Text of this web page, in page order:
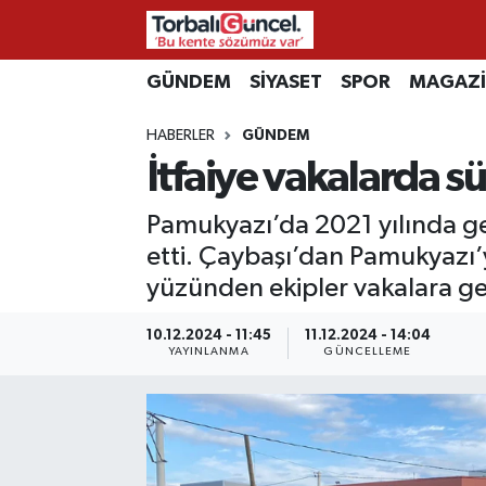
GÜNDEM SİYASET SPOR
HABERLER GÜNDEM
İtfaiye vakalarda
Pamukyazı’da 2021
etti. Çaybaşı’dan
yüzünden ekipler vakalara
10.12.2024 - 11:45
YAYINLANMA
11.12.2024 - 14:04
GÜNCELLEME
İzmir Nöbetçi Eczaneler
İzmir Hava Durumu
İzmir Namaz Vakitleri
İzmir Trafik Yoğunluk Haritası
Süper Lig Puan Durumu ve Fikstür
Tüm Manşetler
Son Dakika Haberleri
Haber Arşivi